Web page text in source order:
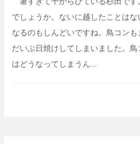
でしょうか。ないに越したことはな
なるのもしんどいですね。鳥コン
だいぶ日焼けしてしまいました。
はどうなってしまうん…